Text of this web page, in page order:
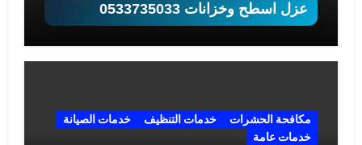
عزل اسطح وخزانات 0533735033
مكافحة الحشرات خدمات التنظيف
خدمات الصيانة
خدمات عامة